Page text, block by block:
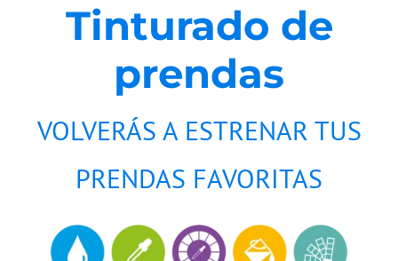
Tinturado de
prendas
VOLVERÁS A ESTRENAR TUS
PRENDAS FAVORITAS